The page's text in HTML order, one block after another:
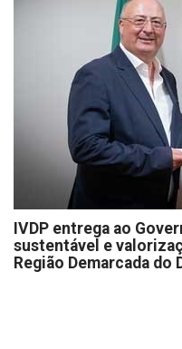
IVDP entrega ao
sustentável e
Região Demarcada do